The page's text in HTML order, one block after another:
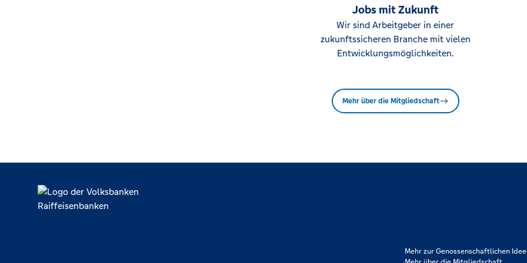
Jobs mit Zukunft
Wir sind Arbeitgeber in einer
zukunftssicheren Branche mit vielen
Entwicklungsmöglichkeiten.
Mehr über die Mitgliedschaft
Mehr zur Genossenschaftlichen Idee